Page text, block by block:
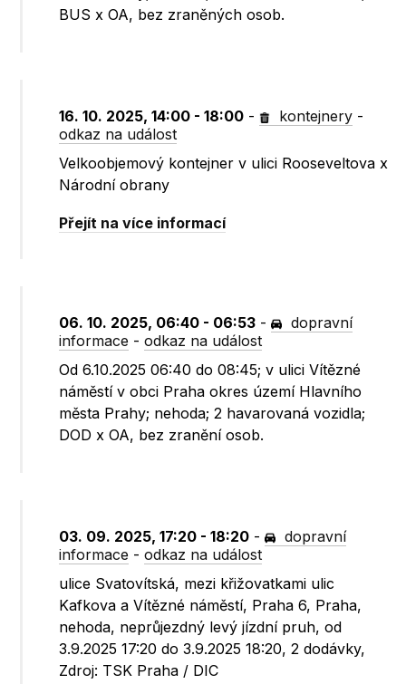
BUS x OA, bez zraněných osob.
16. 10. 2025, 14:00 - 18:00 - kontejnery -
odkaz na událost
Velkoobjemový kontejner v ulici Rooseveltova x
Národní obrany
Přejít na více informací
06. 10. 2025, 06:40 - 06:53 -
dopravní
informace -odkaz na událost
Od 6.10.2025 06:40 do 08:45; v ulici Vítězné
náměstí v obci Praha okres území Hlavního
města Prahy; nehoda; 2 havarovaná vozidla;
DOD x OA, bez zranění osob.
03. 09. 2025, 17:20 - 18:20 -
dopravní
informace -odkaz na událost
ulice Svatovítská, mezi křižovatkami ulic
Kafkova a Vítězné náměstí, Praha 6, Praha,
nehoda, neprůjezdný levý jízdní pruh, od
3.9.2025 17:20 do 3.9.2025 18:20, 2 dodávky,
Zdroj: TSK Praha / DIC